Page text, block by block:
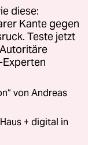
diese:
Kante gegen
Teste jetzt
Experten
von Andreas
+ digital in